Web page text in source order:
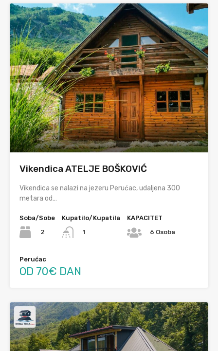
Vikendica ATELJE BOŠKOVIĆ
Vikendica se nalazi na jezeru Perućac, udaljena 300
metara od…
Soba/Sobe
2
Kupatilo/Kupatila
1
KAPACITET
6 Osoba
Perućac
OD 70€ DAN